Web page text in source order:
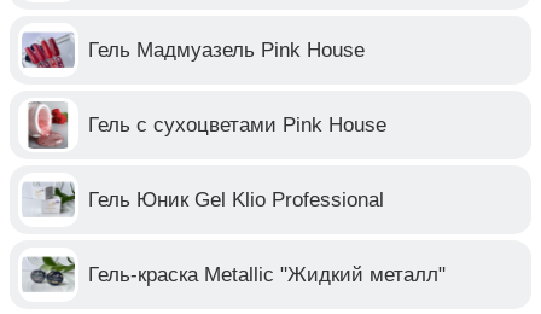
Гель Мадмуазель Pink House
Гель с сухоцветами Pink House
Гель Юник Gel Klio Professional
Гель-краска Metallic "Жидкий металл"